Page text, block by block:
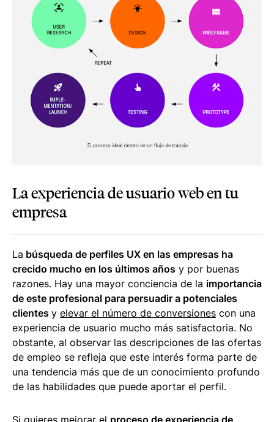
La experiencia de usuario web en tu
empresa
La búsqueda de perfiles UX en las empresas ha
crecido mucho en los últimos años y por buenas
razones. Hay una mayor conciencia de la importancia
de este profesional para persuadir a potenciales
clientes y elevar el número de conversiones con una
experiencia de usuario mucho más satisfactoria. No
obstante, al observar las descripciones de las ofertas
de empleo se refleja que este interés forma parte de
una tendencia más que de un conocimiento profundo
de las habilidades que puede aportar el perfil.
Si quieres mejorar el proceso de experiencia de